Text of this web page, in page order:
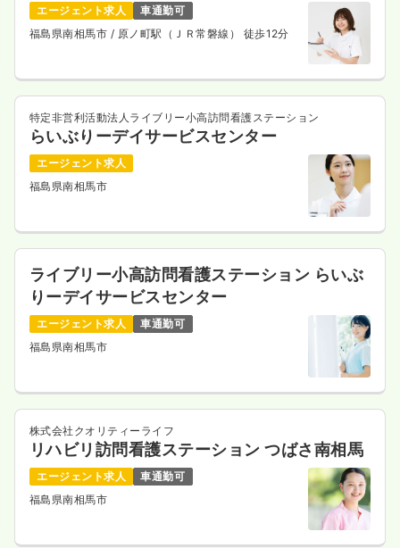
エージェント求人
車通勤可
福島県南相馬市 / 原ノ町駅（ＪＲ常磐線） 徒歩12分
特定非営利活動法人ライブリー小高訪問看護ステーション
らいぶりーデイサービスセンター
エージェント求人
福島県南相馬市
ライブリー小高訪問看護ステーション らいぶ
りーデイサービスセンター
エージェント求人
車通勤可
福島県南相馬市
株式会社クオリティーライフ
リハビリ訪問看護ステーション つばさ南相馬
エージェント求人
車通勤可
福島県南相馬市